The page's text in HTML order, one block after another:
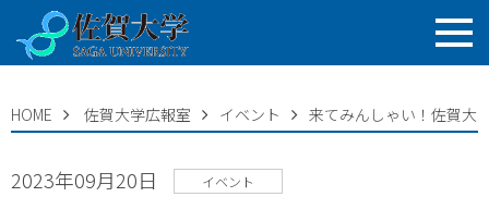
HOME 佐賀大学広報室 イベント 来てみんしゃい！佐賀大
2023年09月20日 イベント